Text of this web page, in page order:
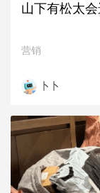
山下有松太
营销
卜卜